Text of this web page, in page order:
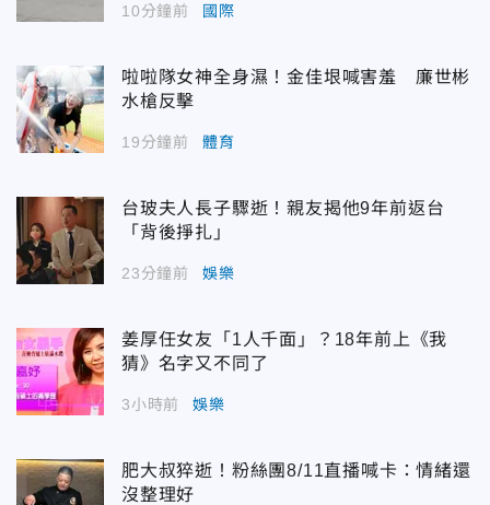
10分鐘前 國際
啦啦隊女神全身濕！金佳垠喊害羞 廉世彬
水槍反擊
19分鐘前 體育
台玻夫人長子驟逝！親友揭他9年前返台
「背後掙扎」
23分鐘前 娛樂
姜厚任女友「1人千面」？18年前上《我
猜》名字又不同了
3小時前 娛樂
肥大叔猝逝！粉絲團8/11直播喊卡：情緒還
沒整理好